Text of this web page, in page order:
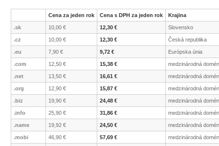
Cena za jeden rok Cena s DPH za jeden rok Krajina
.sk 10,00 € 12,30 € Slovensko
.cz 10,00 € 12,30 € Česká republika
.eu 7,90 € 9,72 € Európska únia
.com 12,50 € 15,38 € medzinárodná
.net 13,50 € 16,61 € medzinárodná
.org 12,90 € 15,87 € medzinárodná
.biz 19,90 € 24,48 € medzinárodná
.info 25,90 € 31,86 € medzinárodná
.name 19,92 € 24,50 € medzinárodná
.mobi 46,90 € 57,69 € medzinárodná